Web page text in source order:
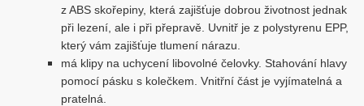
z ABS skořepiny, která zajišťuje dobrou životnost jednak
při lezení, ale i při přepravě. Uvnitř je z polystyrenu EPP,
který vám zajišťuje tlumení nárazu.
má klipy na uchycení libovolné čelovky. Stahování hlavy
pomocí pásku s kolečkem. Vnitřní část je vyjímatelná a
pratelná.